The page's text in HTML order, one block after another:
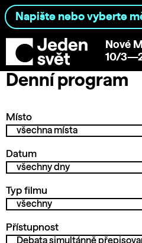
Nové
10/
Denní program
Místo
Datum
Typ filmu
Přístupnost